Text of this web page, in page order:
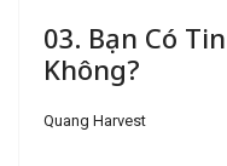
03. Bạn Có
Không?
Quang Harvest